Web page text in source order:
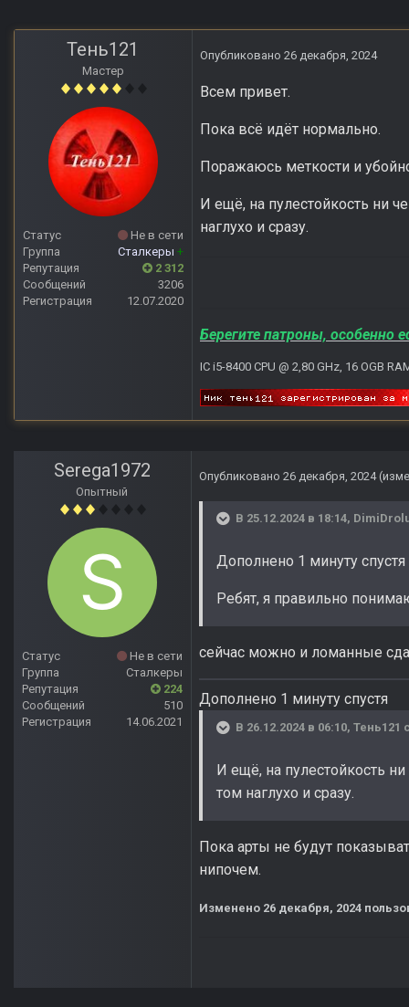
Тень121
Мастер
Статус
Не в сети
Группа
Сталкеры +
Репутация
2 312
Сообщений
3206
Регистрация
12.07.2020
Опубликовано 26 декабря, 2024
Всем привет.
Пока всё идёт нормально.
Поражаюсь меткости и
И ещё, на пулестойкость ни
наглухо и сразу.
Берегите патроны, особенно
IC i5-8400 CPU @ 2,80 GHz, 16 OGB
Serega1972
Опытный
Статус
Не в сети
Группа
Сталкеры
Репутация
224
Сообщений
510
Регистрация
14.06.2021
Опубликовано 26 декабря, 2024
В 25.12.2024 в 18:14,
Дополнено 1 минуту спустя
Ребят, я правильно
сейчас можно и ломанные
Дополнено 1 минуту спустя
В 26.12.2024 в 06:10, Тень121
И ещё, на пулестойкость
том наглухо и сразу.
Пока арты не будут
нипочем.
Изменено 26 декабря, 2024